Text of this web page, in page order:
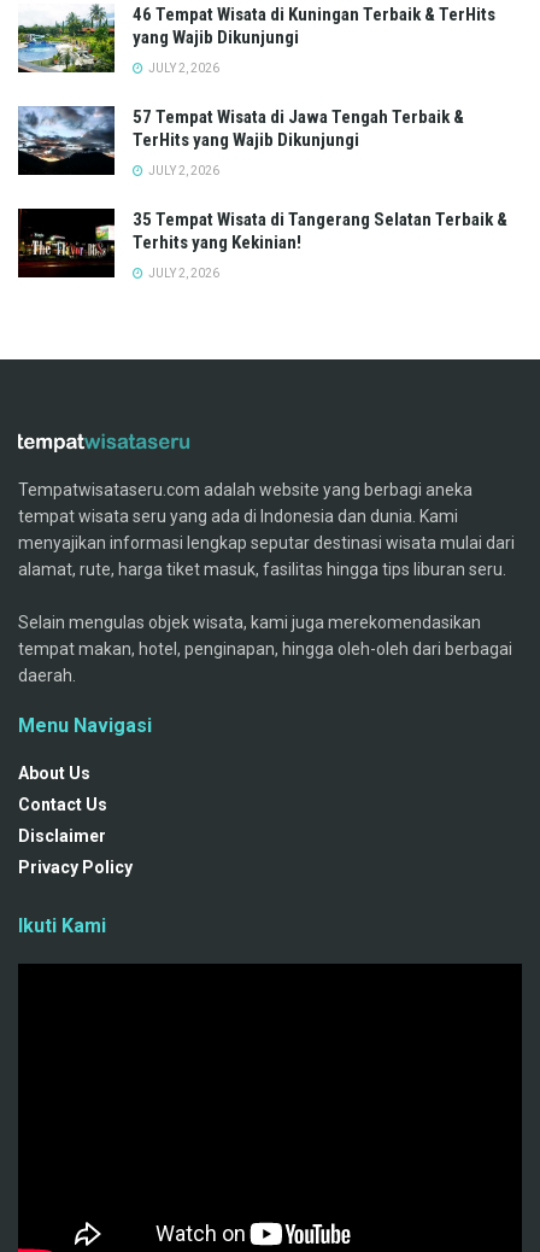
46 Tempat Wisata di Kuningan Terbaik & TerHits
yang Wajib Dikunjungi
JULY 2, 2026
57 Tempat Wisata di Jawa Tengah Terbaik &
TerHits yang Wajib Dikunjungi
JULY 2, 2026
35 Tempat Wisata di Tangerang Selatan Terbaik &
Terhits yang Kekinian!
JULY 2, 2026
Tempatwisataseru.com adalah website yang berbagi aneka
tempat wisata seru yang ada di Indonesia dan dunia. Kami
menyajikan informasi lengkap seputar destinasi wisata mulai dari
alamat, rute, harga tiket masuk, fasilitas hingga tips liburan seru.
Selain mengulas objek wisata, kami juga merekomendasikan
tempat makan, hotel, penginapan, hingga oleh-oleh dari berbagai
daerah.
Menu Navigasi
About Us
Contact Us
Disclaimer
Privacy Policy
Ikuti Kami